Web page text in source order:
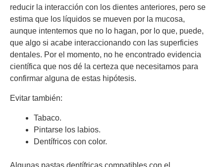
reducir la interacción con los dientes anteriores, pero se
estima que los líquidos se mueven por la mucosa,
aunque intentemos que no lo hagan, por lo que, puede,
que algo si acabe interaccionando con las superficies
dentales. Por el momento, no he encontrado evidencia
científica que nos dé la certeza que necesitamos para
confirmar alguna de estas hipótesis.
Evitar también:
Tabaco.
Pintarse los labios.
Dentífricos con color.
Algunas pastas dentífricas compatibles con el